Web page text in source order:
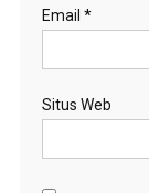
Email *
Situs Web